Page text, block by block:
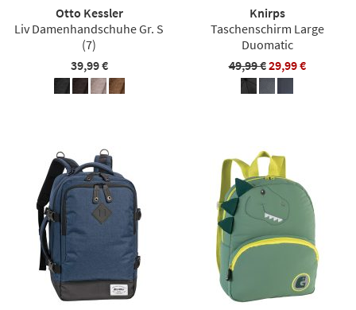
Otto Kessler
Liv Damenhandschuhe Gr. S
(7)
39,99 €
Knirps
Taschenschirm Large
Duomatic
49,99 €29,99 €